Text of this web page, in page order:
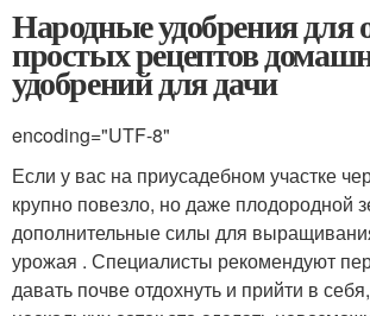
Народные удобрения для
простых рецептов
удобрений для дачи
encoding="UTF-8"
Если у вас на приусадебном участке
крупно повезло, но даже плодородной
дополнительные силы для
урожая . Специалисты рекомендуют
давать почве отдохнуть и прийти в